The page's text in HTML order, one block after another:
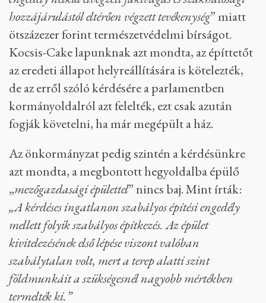
2020-ban a 444írtameg, hogy az Alsóóvári utca
végén egy építkezés miatt megbontottak egy
domboldalt, ezzel lényegében megsemmisítve
egy 9000 négyzetméteres korábbi szőlőst. Most
ugyanott egy óriási gödör található, amin az
építési engedély szerint egy 385 négyzetméteres,
lakófunkcióval is rendelkező mezőgazdasági
épület lesz, pazar kilátással.
Az építtetőbírságot kapott: „természetvédelmi
engedély nélkül elvégzett fakivágás és szakhatósági
hozzájárulástól eltérően végzett tevékenység” miatt
ötszázezer forint természetvédelmi bírságot.
Kocsis-Cake lapunknak azt mondta, az építtetőt
az eredeti állapot helyreállítására is kötelezték,
de az erről szóló kérdésére a parlamentben
kormányoldalról azt felelték, ezt csak azután